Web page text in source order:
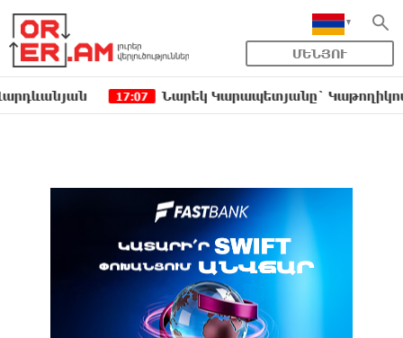
ՄԵՆՅՈՒ
17:07 Նարեկ Կարապետյանը` Կաթողիկոսին